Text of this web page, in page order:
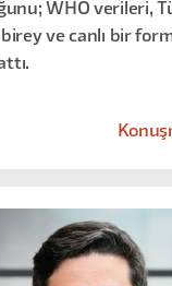
WHO verileri,
ve canlı bir